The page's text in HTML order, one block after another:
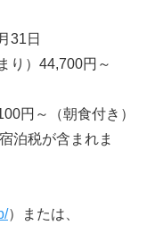
31日
り）44,700円～
円～（朝食付き）
泊税が含まれま
）または、